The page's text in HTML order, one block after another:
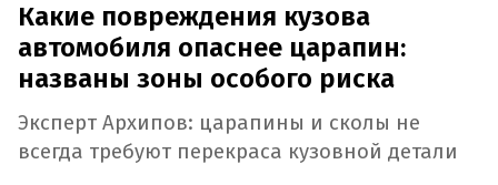
Какие повреждения кузова
автомобиля опаснее царапин:
названы зоны особого риска
Эксперт Архипов: царапины и сколы не
всегда требуют перекраса кузовной детали